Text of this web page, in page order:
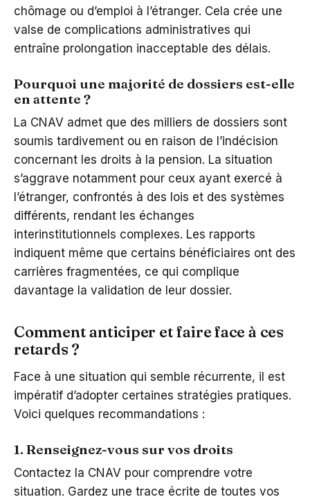
chômage ou d’emploi à l’étranger. Cela crée une
valse de complications administratives qui
entraîne prolongation inacceptable des délais.
Pourquoi une majorité de dossiers est-elle
en attente ?
La CNAV admet que des milliers de dossiers sont
soumis tardivement ou en raison de l’indécision
concernant les droits à la pension. La situation
s’aggrave notamment pour ceux ayant exercé à
l’étranger, confrontés à des lois et des systèmes
différents, rendant les échanges
interinstitutionnels complexes. Les rapports
indiquent même que certains bénéficiaires ont des
carrières fragmentées, ce qui complique
davantage la validation de leur dossier.
Comment anticiper et faire face à ces
retards ?
Face à une situation qui semble récurrente, il est
impératif d’adopter certaines stratégies pratiques.
Voici quelques recommandations :
1. Renseignez-vous sur vos droits
Contactez la CNAV pour comprendre votre
situation. Gardez une trace écrite de toutes vos